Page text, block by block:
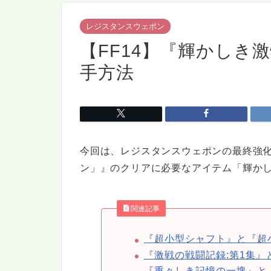
レジスタンスウェポン
【FF14】『輝かしき
手方法
今回は、レジスタンスウェポンの最終強
ン」』のクリアに必要なアイテム「輝か
関連記事
『超小型シャフト』と『
『激戦の戦闘記録:第1集